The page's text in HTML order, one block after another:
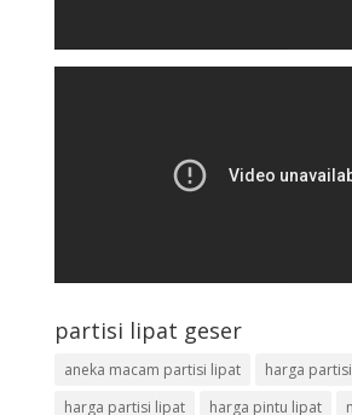
partisi lipat geser
aneka macam partisi lipat
harga
harga partisi lipat
harga pintu lipat